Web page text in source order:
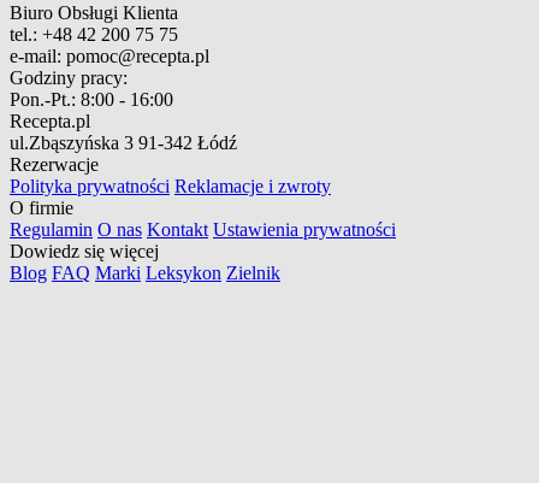
Biuro Obsługi Klienta
tel.: +48 42 200 75 75
e-mail: pomoc@recepta.pl
Godziny pracy:
Pon.-Pt.: 8:00 - 16:00
Recepta.pl
ul.Zbąszyńska 3 91-342 Łódź
Rezerwacje
Polityka prywatności Reklamacje i zwroty
O firmie
Regulamin O nas Kontakt Ustawienia prywatności
Dowiedz się więcej
Blog FAQ Marki Leksykon Zielnik